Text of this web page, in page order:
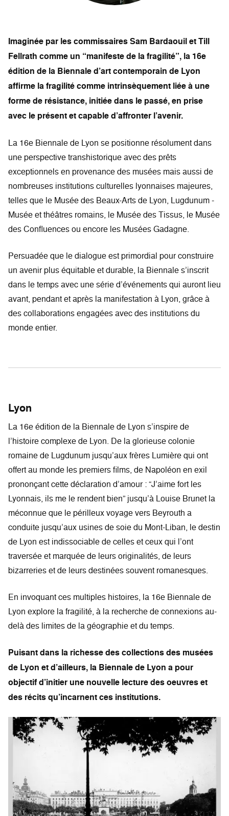
Imaginée par les commissaires Sam Bardaouil et Till
Fellrath comme un “manifeste de la fragilité”, la 16e
édition de la Biennale d’art contemporain de Lyon
affirme la fragilité comme intrinsèquement liée à une
forme de résistance, initiée dans le passé, en prise
avec le présent et capable d’affronter l’avenir.
La 16e Biennale de Lyon se positionne résolument dans
une perspective transhistorique avec des prêts
exceptionnels en provenance des musées mais aussi de
nombreuses institutions culturelles lyonnaises majeures,
telles que le Musée des Beaux-Arts de Lyon, Lugdunum -
Musée et théâtres romains, le Musée des Tissus, le Musée
des Confluences ou encore les Musées Gadagne.
Persuadée que le dialogue est primordial pour construire
un avenir plus équitable et durable, la Biennale s’inscrit
dans le temps avec une série d’événements qui auront lieu
avant, pendant et après la manifestation à Lyon, grâce à
des collaborations engagées avec des institutions du
monde entier.
Lyon
La 16e édition de la Biennale de Lyon s’inspire de
l’histoire complexe de Lyon. De la glorieuse colonie
romaine de Lugdunum jusqu’aux frères Lumière qui ont
offert au monde les premiers films, de Napoléon en exil
prononçant cette déclaration d’amour : “J’aime fort les
Lyonnais, ils me le rendent bien” jusqu’à Louise Brunet la
méconnue que le périlleux voyage vers Beyrouth a
conduite jusqu’aux usines de soie du Mont-Liban, le destin
de Lyon est indissociable de celles et ceux qui l’ont
traversée et marquée de leurs originalités, de leurs
bizarreries et de leurs destinées souvent romanesques.
En invoquant ces multiples histoires, la 16e Biennale de
Lyon explore la fragilité, à la recherche de connexions au-
delà des limites de la géographie et du temps.
Puisant dans la richesse des collections des musées
de Lyon et d’ailleurs, la Biennale de Lyon a pour
objectif d’initier une nouvelle lecture des oeuvres et
des récits qu’incarnent ces institutions.